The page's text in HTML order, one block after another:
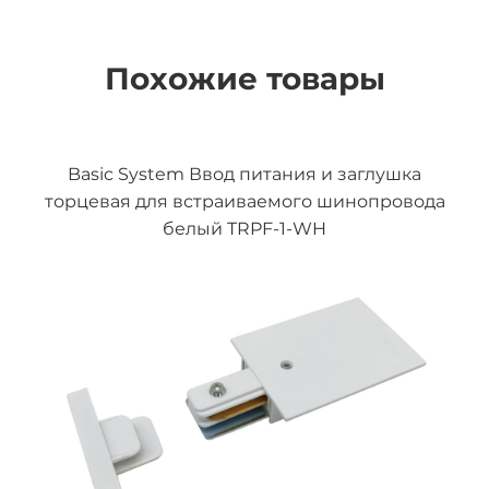
Похожие товары
Basic System Ввод питания и заглушка
торцевая для встраиваемого шинопровода
белый TRPF-1-WH